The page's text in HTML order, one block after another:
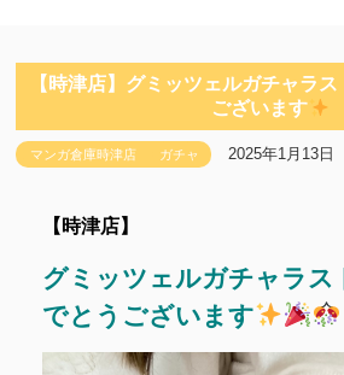
【時津店】グミッツェルガチャラ
ございます
マンガ倉庫時津店 ガチャ 2025年1月13日
【時津店】
グミッツェルガチャラス
でとうございます